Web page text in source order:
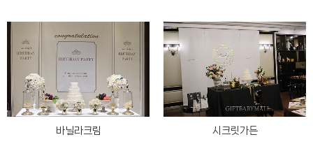
바닐라크림 시크릿가든